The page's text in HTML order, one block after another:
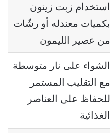
استخدام زيت زيتون
بكميات معتدلة أو رشّات
من عصير الليمون
الشواء على نار متوسطة
مع التقليب المستمر
للحفاظ على العناصر
الغذائية